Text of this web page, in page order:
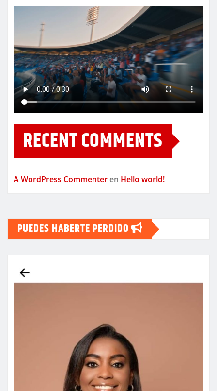
RECENT COMMENTS
A WordPress Commenter en Hello world!
PUEDES HABERTE PERDIDO